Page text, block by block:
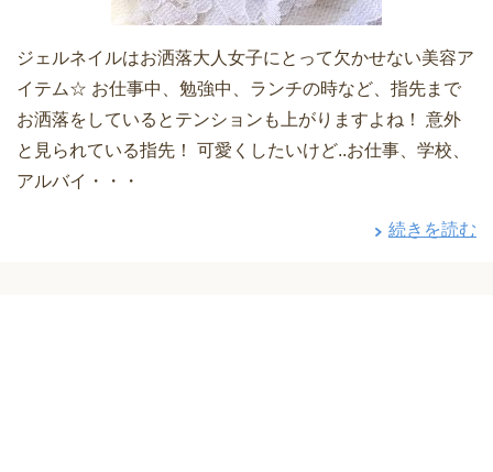
ジェルネイルはお洒落大人女子にとって欠かせない美容ア
イテム☆ お仕事中、勉強中、ランチの時など、指先まで
お洒落をしているとテンションも上がりますよね！ 意外
と見られている指先！ 可愛くしたいけど..お仕事、学校、
アルバイ・・・
続きを読む